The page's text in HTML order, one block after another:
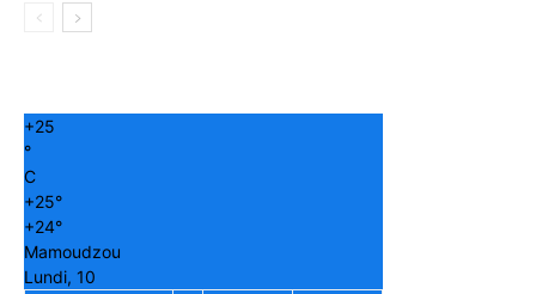
+25
°
C
+25°
+24°
Mamoudzou
Lundi, 10